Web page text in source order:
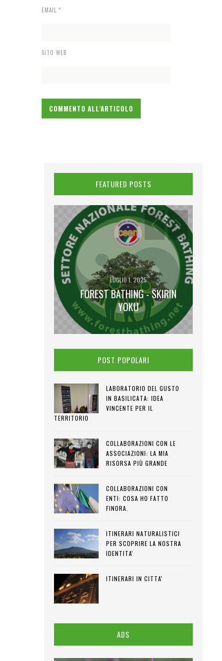
EMAIL *
SITO WEB
FEATURED POSTS
LUGLIO 1, 2025
FOREST BATHING - SKIRIN
YOKU
POST POPOLARI
LABORATORIO DEL GUSTO
IN BASILICATA: IDEA
VINCENTE PER IL
TERRITORIO
COLLABORAZIONI CON LE
ASSOCIAZIONI: LA MIA
RISORSA PIÙ GRANDE
COLLABORAZIONI CON
ENTI: COSA HO FATTO
FINORA.
ITINERARI NATURALISTICI
PER SCOPRIRE LA NOSTRA
IDENTITA'
ITINERARI IN CITTA'
ADS